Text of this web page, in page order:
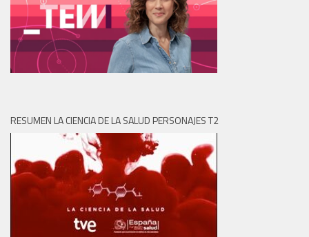
RESUMEN LA CIENCIA DE LA SALUD PERSONAJES T2